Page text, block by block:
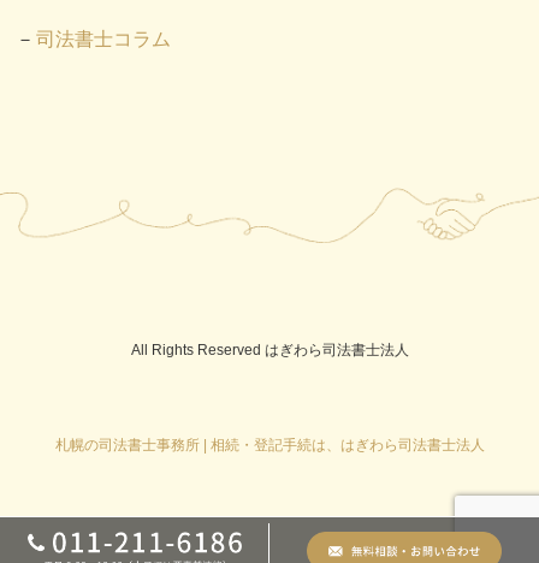
司法書士コラム
All Rights Reserved はぎわら司法書士法人
札幌の司法書士事務所 | 相続・登記手続は、はぎわら司法書士法人